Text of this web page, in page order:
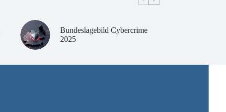
Bundeslagebild Cybercrime
2025